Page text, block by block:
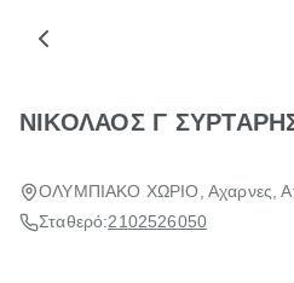
ΝΙΚΟΛΑΟΣ Γ
ΟΛΥΜΠΙΑΚΟ ΧΩΡΙΟ, Αχαρνες,
Σταθερό:2102526050